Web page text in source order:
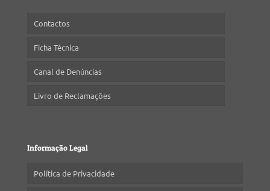
Contactos
Ficha Técnica
Canal de Denúncias
Livro de Reclamações
Informação Legal
Política de Privacidade